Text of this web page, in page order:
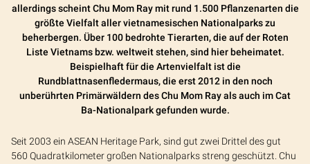
allerdings scheint Chu Mom Ray mit rund 1.500 Pflanzenarten die
größte Vielfalt aller vietnamesischen Nationalparks zu
beherbergen. Über 100 bedrohte Tierarten, die auf der Roten
Liste Vietnams bzw. weltweit stehen, sind hier beheimatet.
Beispielhaft für die Artenvielfalt ist die
Rundblattnasenfledermaus, die erst 2012 in den noch
unberührten Primärwäldern des Chu Mom Ray als auch im Cat
Ba-Nationalpark gefunden wurde.
Seit 2003 ein ASEAN Heritage Park, sind gut zwei Drittel des gut
560 Quadratkilometer großen Nationalparks streng geschützt. Chu